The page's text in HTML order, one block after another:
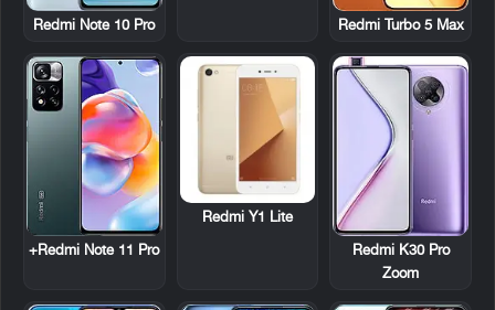
Redmi Turbo 5 Max
Redmi Note 10 Pro
Redmi K30 Pro
Zoom
Redmi Y1 Lite
Redmi Note 11 Pro+